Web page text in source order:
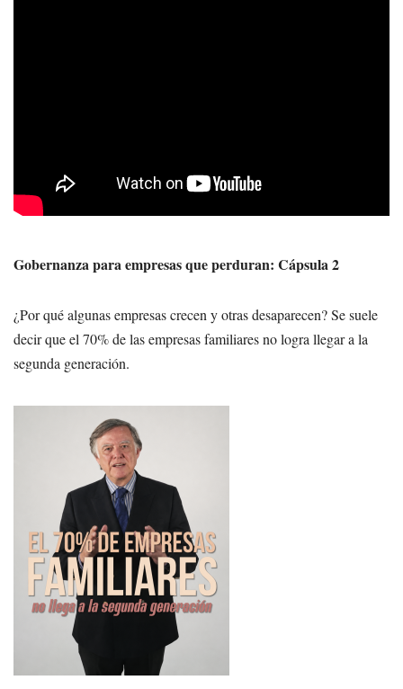
Gobernanza para empresas que perduran: Cápsula 2
¿Por qué algunas empresas crecen y otras desaparecen? Se suele
decir que el 70% de las empresas familiares no logra llegar a la
segunda generación.